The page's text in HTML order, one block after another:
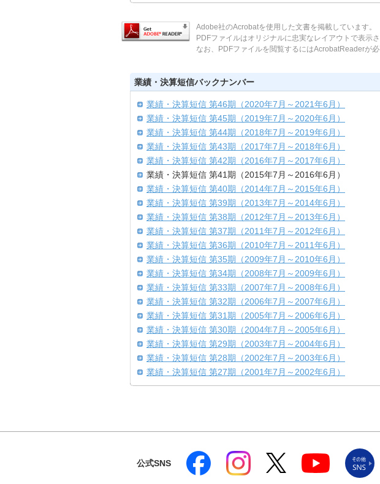
Adobe社のAcrobatを使用した文書を掲載しています。
PDFファイルはオリジナルに忠実なレイアウトで表示
なお、PDFファイルを閲覧するにはAcrobatReaderが必
業績・決算短信バックナンバー
業績・決算短信 第46期（2020年7月～2021年6月）
業績・決算短信 第45期（2019年7月～2020年6月）
業績・決算短信 第44期（2018年7月～2019年6月）
業績・決算短信 第43期（2017年7月～2018年6月）
業績・決算短信 第42期（2016年7月～2017年6月）
業績・決算短信 第41期（2015年7月～2016年6月）
業績・決算短信 第40期（2014年7月～2015年6月）
業績・決算短信 第39期（2013年7月～2014年6月）
業績・決算短信 第38期（2012年7月～2013年6月）
業績・決算短信 第37期（2011年7月～2012年6月）
業績・決算短信 第36期（2010年7月～2011年6月）
業績・決算短信 第35期（2009年7月～2010年6月）
業績・決算短信 第34期（2008年7月～2009年6月）
業績・決算短信 第33期（2007年7月～2008年6月）
業績・決算短信 第32期（2006年7月～2007年6月）
業績・決算短信 第31期（2005年7月～2006年6月）
業績・決算短信 第30期（2004年7月～2005年6月）
業績・決算短信 第29期（2003年7月～2004年6月）
業績・決算短信 第28期（2002年7月～2003年6月）
業績・決算短信 第27期（2001年7月～2002年6月）
公式SNS